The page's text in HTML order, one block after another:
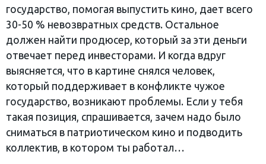
государство, помогая выпустить кино, дает всего
30-50 % невозвратных средств. Остальное
должен найти продюсер, который за эти деньги
отвечает перед инвесторами. И когда вдруг
выясняется, что в картине снялся человек,
который поддерживает в конфликте чужое
государство, возникают проблемы. Если у тебя
такая позиция, спрашивается, зачем надо было
сниматься в патриотическом кино и подводить
коллектив, в котором ты работал…